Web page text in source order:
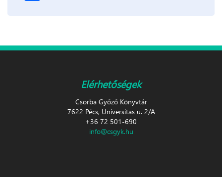
Elérhetőségek
Csorba Győző Könyvtár
7622 Pécs, Universitas u. 2/A
+36 72 501-690
info@csgyk.hu